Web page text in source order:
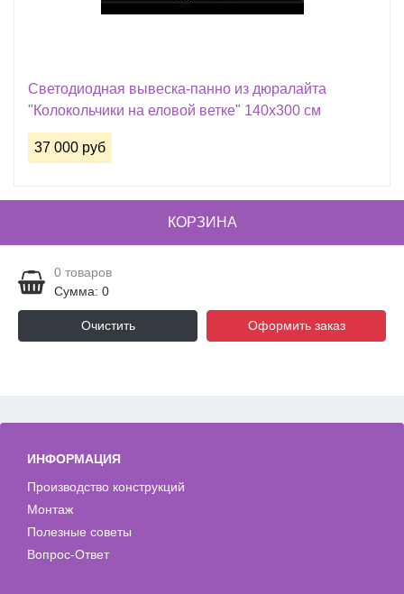
Cветодиодная вывеска-панно из дюралайта
"Колокольчики на еловой ветке" 140х300 см
37 000 руб
КОРЗИНА
0 товаров
Сумма: 0
Очистить Оформить заказ
ИНФОРМАЦИЯ
Производство конструкций
Монтаж
Полезные советы
Вопрос-Ответ